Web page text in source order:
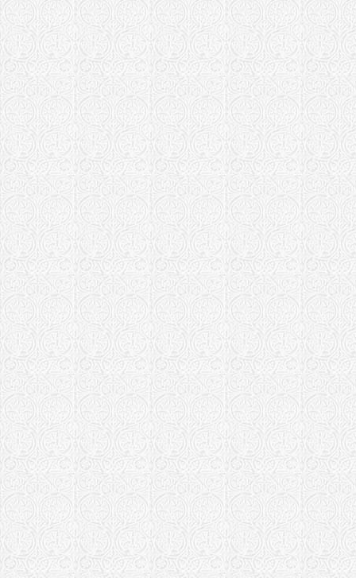
Храм свт.
Храм митр.
слободе г.
Храм
г. Москва
Храм
Москва
Храм
Ворсино
Московская
монастырь